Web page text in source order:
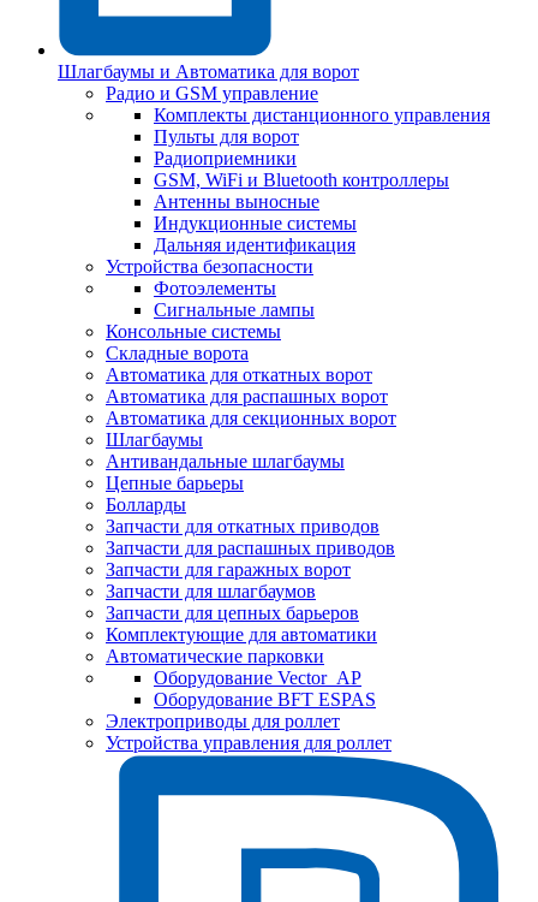
Шлагбаумы и Автоматика для ворот
Радио и GSM управление
Комплекты дистанционного управления
Пульты для ворот
Радиоприемники
GSM, WiFi и Bluetooth контроллеры
Антенны выносные
Индукционные системы
Дальняя идентификация
Устройства безопасности
Фотоэлементы
Сигнальные лампы
Консольные системы
Складные ворота
Автоматика для откатных ворот
Автоматика для распашных ворот
Автоматика для секционных ворот
Шлагбаумы
Антивандальные шлагбаумы
Цепные барьеры
Болларды
Запчасти для откатных приводов
Запчасти для распашных приводов
Запчасти для гаражных ворот
Запчасти для шлагбаумов
Запчасти для цепных барьеров
Комплектующие для автоматики
Автоматические парковки
Оборудование Vector_AP
Оборудование BFT ESPAS
Электроприводы для роллет
Устройства управления для роллет